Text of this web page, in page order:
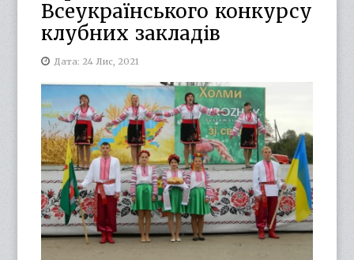
Всеукраїнського конкурсу
клубних закладів
Дата: 24 Лис, 2021